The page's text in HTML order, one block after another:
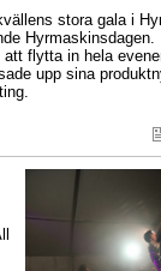
stora gala i
flytta in hela
upp sina